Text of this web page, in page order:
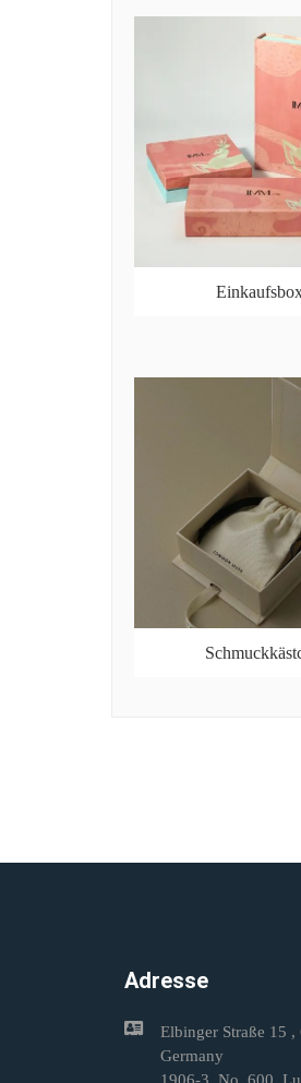
Adresse
Elbinger Straße 15
Germany
1906-3, No. 600,